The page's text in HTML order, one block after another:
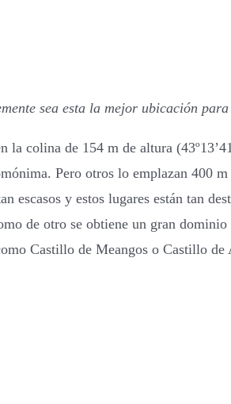
sea esta la mejor ubicación
la colina de 154 m de altura
Pero otros lo emplazan 400
escasos y estos lugares están tan
de otro se obtiene un gran
Castillo de Meangos o Castillo de